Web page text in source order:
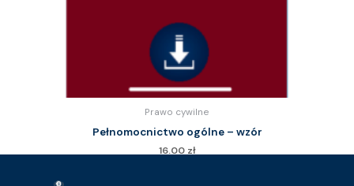
Prawo cywilne
Pełnomocnictwo ogólne – wzór
16.00 zł